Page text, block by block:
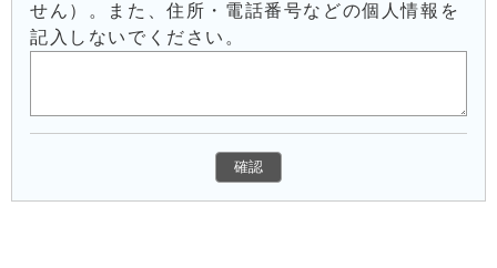
せん）。また、住所・電話番号などの個人情報を
記入しないでください。